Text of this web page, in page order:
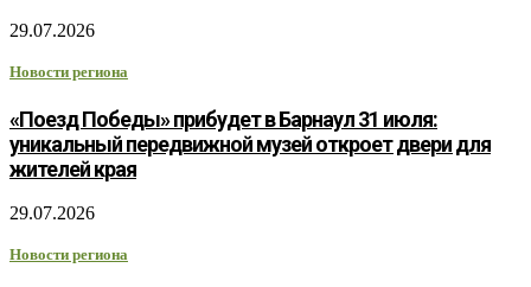
29.07.2026
Новости региона
«Поезд Победы» прибудет в Барнаул 31 июля:
уникальный передвижной музей откроет двери для
жителей края
29.07.2026
Новости региона